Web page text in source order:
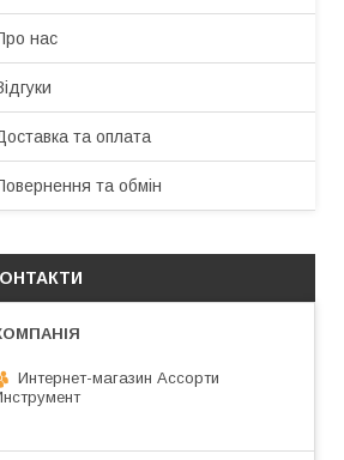
нас
та оплата
та обмін
Интернет-магазин Ассорти